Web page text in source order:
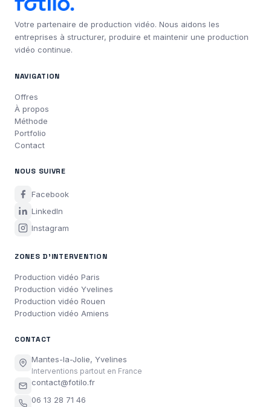
Votre partenaire de production vidéo. Nous aidons les
entreprises à structurer, produire et maintenir une production
vidéo continue.
NAVIGATION
Offres
À propos
Méthode
Portfolio
Contact
NOUS SUIVRE
Facebook
LinkedIn
Instagram
ZONES D'INTERVENTION
Production vidéo Paris
Production vidéo Yvelines
Production vidéo Rouen
Production vidéo Amiens
CONTACT
Mantes-la-Jolie, Yvelines
Interventions partout en France
contact@fotilo.fr
06 13 28 71 46